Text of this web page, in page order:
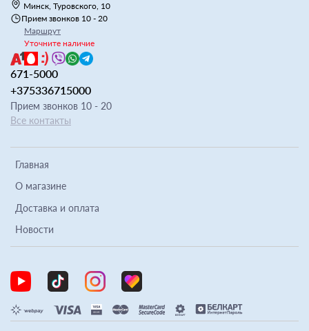
Главная
О магазине
Доставка и оплата
Новости
Минск, Туровского, 10
Прием звонков 10 - 20
Маршрут
Уточните наличие
671-5000
+375336715000
Прием звонков 10 - 20
Все контакты